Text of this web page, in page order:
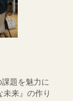
題を魅力に
来』の作り